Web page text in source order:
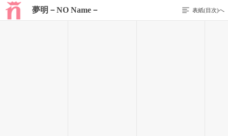
夢明－NO Name－ 表紙(目次)へ